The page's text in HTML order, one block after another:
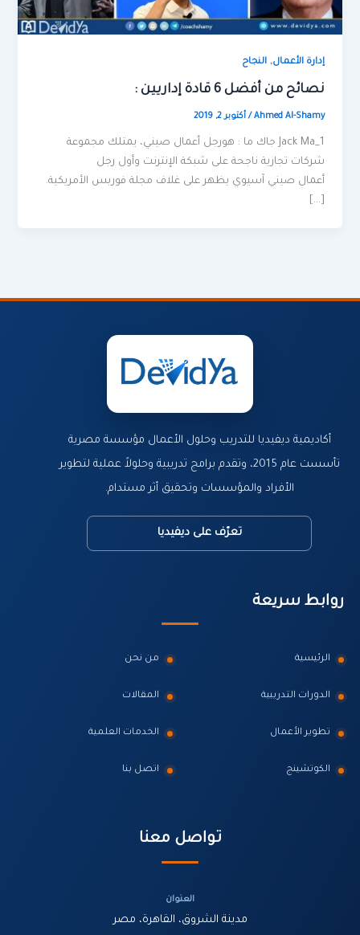
إدارة الأعمال,النجاح
نصائح من أفضل 6 قادة إداريين :
Ahmed Al-Shamy
/أكتوبر 2, 2019
Jack Ma_1 جاك ما : هورجل أعمال صيني، يمتلك مجموعة
شركات تجارية ناجحة على شبكة الإنترنت وأول رجل
أعمال صيني آسيوي يظهر على غلاف مجلة فوربس الأمريكية.
[…]
أكاديمية ديفيديا للتدريب وحلول الأعمال مؤسسة مصرية
تأسست عام 2015، وتقدم برامج تدريبية وحلولاً عملية لتطوير
الأفراد والمؤسسات وتحقيق أثر مستدام.
تعرّف على ديفيديا
روابط سريعة
الرئيسية من نحن
الدورات التدريبية المقالات
تطوير الأعمال الخدمات العلمية
الكوتشينج اتصل بنا
تواصل معنا
العنوان
مدينة الشروق، القاهرة، مصر